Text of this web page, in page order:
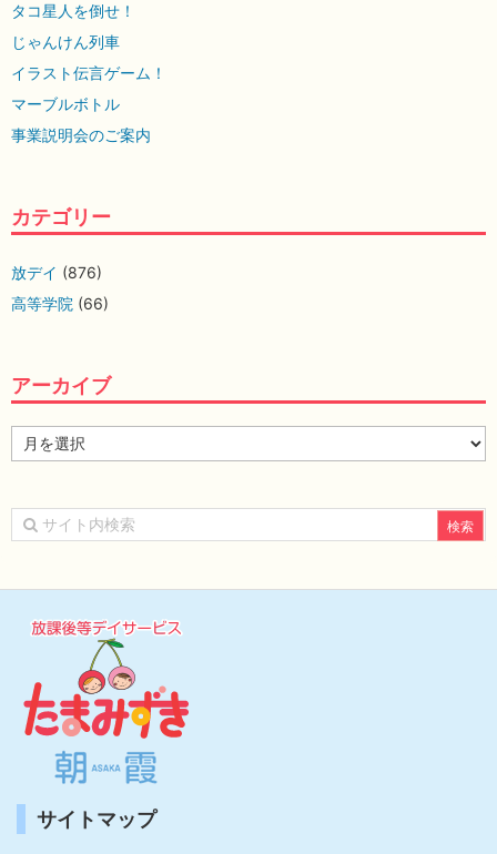
タコ星人を倒せ！
じゃんけん列車
イラスト伝言ゲーム！
マーブルボトル
事業説明会のご案内
カテゴリー
放デイ (876)
高等学院 (66)
アーカイブ
ー
イ
ブ
サイトマップ